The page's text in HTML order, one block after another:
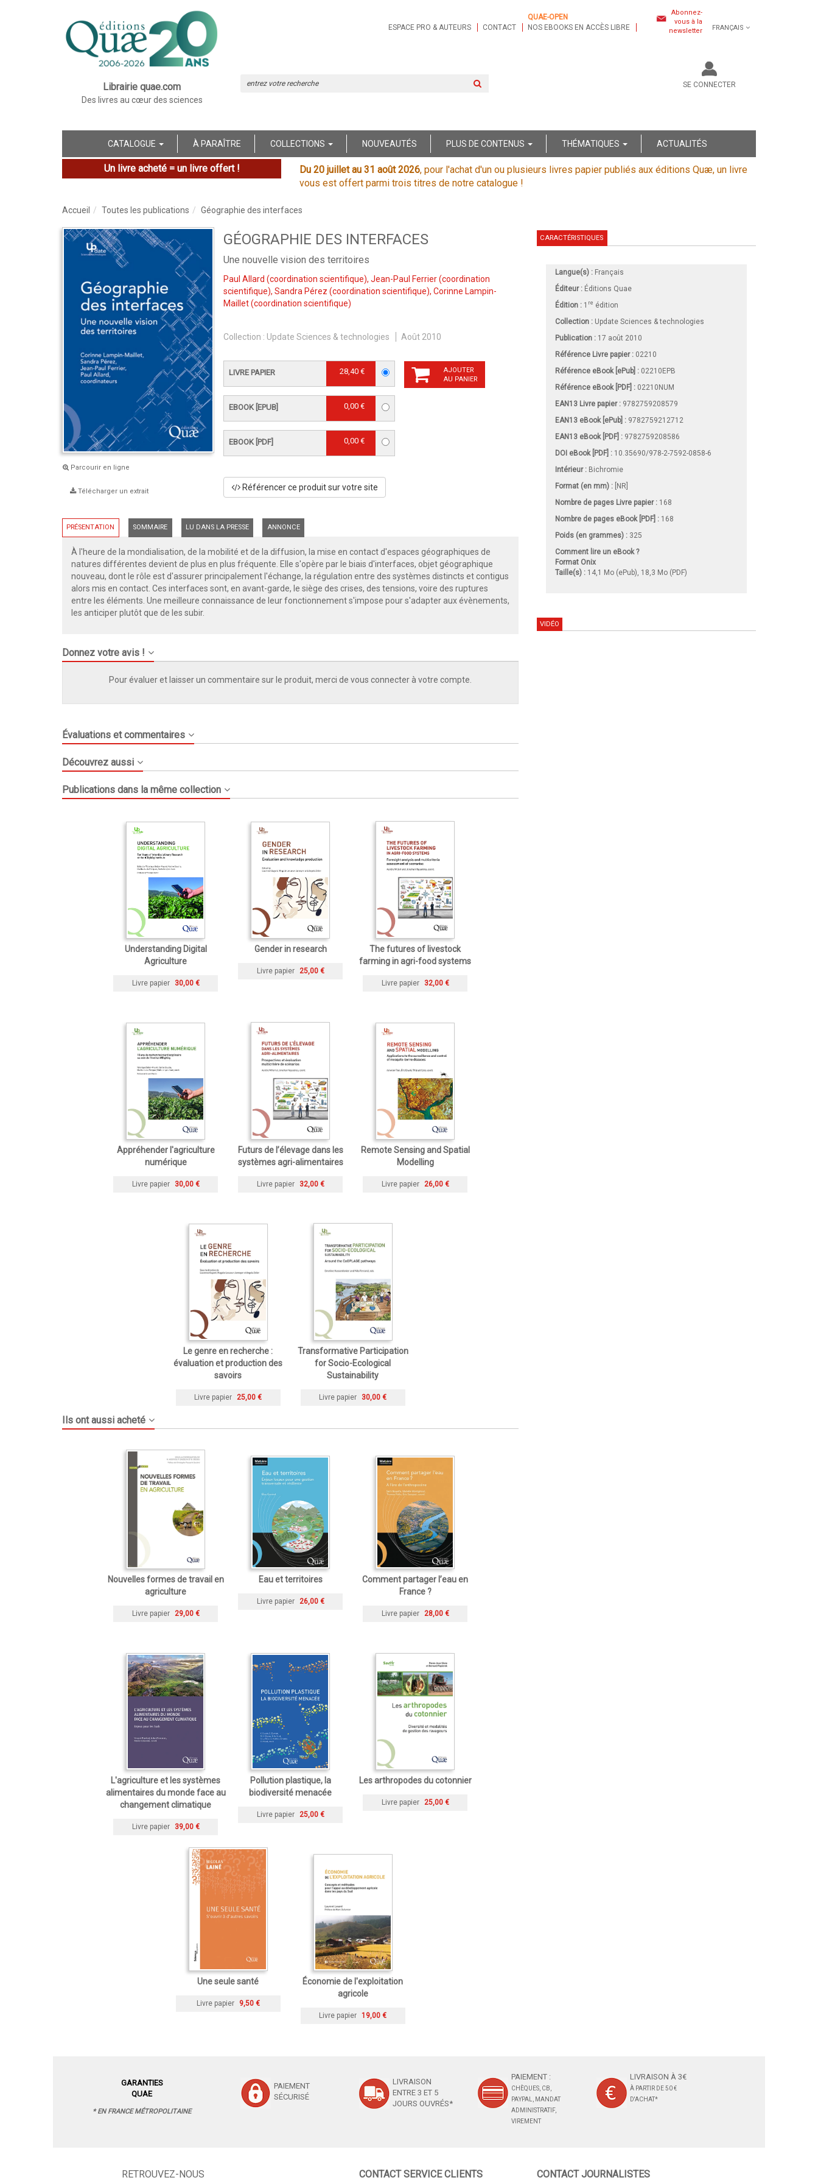
Librairie quae.com
Des livres au cœur des sciences
ESPACE PRO & AUTEURS CONTACT
QUAE-OPEN
NOS EBOOKS EN ACCÈS LIBRE
Abonnez-
vous à la
newsletter
FRANÇAIS
SE CONNECTER
CATALOGUE À PARAÎTRE COLLECTIONS NOUVEAUTÉS PLUS DE CONTENUS THÉMATIQUES ACTUALITÉS
Un livre acheté = un livre offert ! Du 20 juillet au 31 août 2026, pour l'achat d'un ou plusieurs livres papier publiés aux éditions Quæ, un livre
vous est offert parmi trois titres de notre catalogue !
Accueil Toutes les publications Géographie des interfaces
Parcourir en ligne
Télécharger un extrait
GÉOGRAPHIE DES INTERFACES
Une nouvelle vision des territoires
Paul Allard (coordination scientifique), Jean-Paul Ferrier(coordination
scientifique), Sandra Pérez (coordination scientifique), Corinne Lampin-
Maillet(coordination scientifique)
Collection : Update Sciences & technologies Août 2010
LIVRE PAPIER 28,40 €
EBOOK [EPUB] 0,00 €
EBOOK [PDF] 0,00 €
AJOUTER
AU PANIER
Référencer ce produit sur votre site
PRÉSENTATION SOMMAIRE LU DANS LA PRESSE ANNONCE
À l'heure de la mondialisation, de la mobilité et de la diffusion, la mise en contact d'espaces géographiques de
natures différentes devient de plus en plus fréquente. Elle s'opère par le biais d'interfaces, objet géographique
nouveau, dont le rôle est d'assurer principalement l'échange, la régulation entre des systèmes distincts et contigus
alors mis en contact. Ces interfaces sont, en avant-garde, le siège des crises, des tensions, voire des ruptures
entre les éléments. Une meilleure connaissance de leur fonctionnement s'impose pour s'adapter aux évènements,
les anticiper plutôt que de les subir.
Donnez votre avis !
Pour évaluer et laisser un commentaire sur le produit, merci de vous connecter à votre compte.
Évaluations et commentaires
Découvrez aussi
Publications dans la même collection
Understanding Digital
Agriculture
Livre papier 30,00 €
Gender in research
Livre papier 25,00 €
The futures of livestock
farming in agri-food systems
Livre papier 32,00 €
Appréhender l'agriculture
numérique
Livre papier 30,00 €
Futurs de l’élevage dans les
systèmes agri-alimentaires
Livre papier 32,00 €
Remote Sensing and Spatial
Modelling
Livre papier 26,00 €
Le genre en recherche :
évaluation et production des
savoirs
Livre papier 25,00 €
Transformative Participation
for Socio-Ecological
Sustainability
Livre papier 30,00 €
Ils ont aussi acheté
Nouvelles formes de travail en
agriculture
Livre papier 29,00 €
Eau et territoires
Livre papier 26,00 €
Comment partager l’eau en
France ?
Livre papier 28,00 €
L'agriculture et les systèmes
alimentaires du monde face au
changement climatique
Livre papier 39,00 €
Pollution plastique, la
biodiversité menacée
Livre papier 25,00 €
Les arthropodes du cotonnier
Livre papier 25,00 €
Une seule santé
Livre papier 9,50 €
Économie de l'exploitation
agricole
Livre papier 19,00 €
CARACTÉRISTIQUES
Langue(s) : Français
Éditeur : Éditions Quae
Édition : 1 re édition
Collection : Update Sciences & technologies
Publication : 17 août 2010
Référence Livre papier : 02210
Référence eBook [ePub] : 02210EPB
Référence eBook [PDF] : 02210NUM
EAN13 Livre papier : 9782759208579
EAN13 eBook [ePub] : 9782759212712
EAN13 eBook [PDF] : 9782759208586
DOI eBook [PDF] : 10.35690/978-2-7592-0858-6
Intérieur : Bichromie
Format (en mm) : [NR]
Nombre de pages Livre papier: 168
Nombre de pages eBook [PDF] : 168
Poids (en grammes) : 325
Comment lire un eBook ?
Format Onix
Taille(s) : 14,1 Mo (ePub), 18,3 Mo (PDF)
VIDÉO
GARANTIES
QUAE
* EN FRANCE MÉTROPOLITAINE
PAIEMENT
SÉCURISÉ
LIVRAISON
ENTRE 3 ET 5
JOURS OUVRÉS*
PAIEMENT :
CHÈQUES, CB,
PAYPAL, MANDAT
ADMINISTRATIF,
VIREMENT
LIVRAISON À 3€
À PARTIR DE 50 €
D'ACHAT*
RETROUVEZ-NOUS CONTACT SERVICE CLIENTS CONTACT JOURNALISTES